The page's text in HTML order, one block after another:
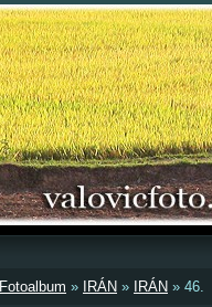
Fotoalbum » IRÁN » IRÁN » 46.